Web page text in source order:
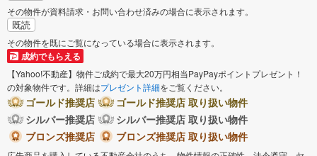
木曽郡王滝村
埴科郡坂城町 上高井郡小布施町
下高井郡山ノ内町 上水内郡信濃町
上水内郡飯綱町
その物件が資料請求・お問い合わせ済みの場合に表示されます。
既読
その物件を既にご覧になっている場合に表示されます。
成約でもらえる
【Yahoo!不動産】物件ご成約で最大20万円相当PayPayポイントプレゼント！
の対象物件です。詳細はプレゼント詳細をご覧ください。
ゴールド推奨店
ゴールド推奨店 取り扱い物件
シルバー推奨店
シルバー推奨店 取り扱い物件
ブロンズ推奨店
ブロンズ推奨店 取り扱い物件